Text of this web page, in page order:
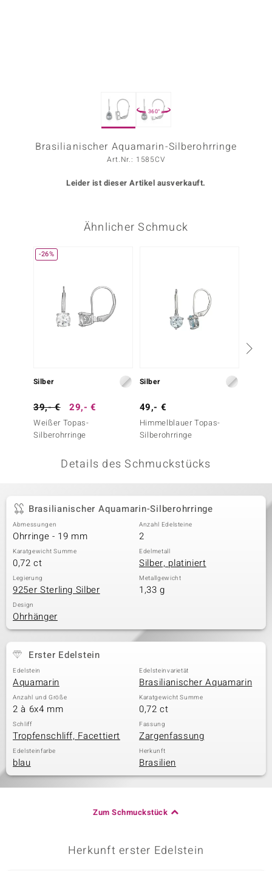
Classics
360°
Brasilianischer Aquamarin-Silberohrringe
Art.Nr.: 1585CV
Leider ist dieser Artikel ausverkauft.
Ähnlicher Schmuck
-26%
Silber
39,- € 29,- €
Weißer Topas-
Silberohrringe
Silber
49,- €
Himmelblauer Topas-
Silberohrringe
Details des Schmuckstücks
Brasilianischer Aquamarin-Silberohrringe
Abmessungen
Ohrringe - 19 mm
Anzahl Edelsteine
2
Karatgewicht Summe
0,72 ct
Edelmetall
Silber, platiniert
Legierung
925er Sterling Silber
Metallgewicht
1,33 g
Design
Ohrhänger
Erster Edelstein
Edelstein
Aquamarin
Edelsteinvarietät
Brasilianischer Aquamarin
Anzahl und Größe
2 à 6x4 mm
Karatgewicht Summe
0,72 ct
Schliff
Tropfenschliff, Facettiert
Fassung
Zargenfassung
Edelsteinfarbe
blau
Herkunft
Brasilien
Zum Schmuckstück
Herkunft erster Edelstein